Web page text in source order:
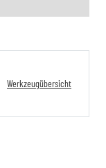
Werkzeugübersicht